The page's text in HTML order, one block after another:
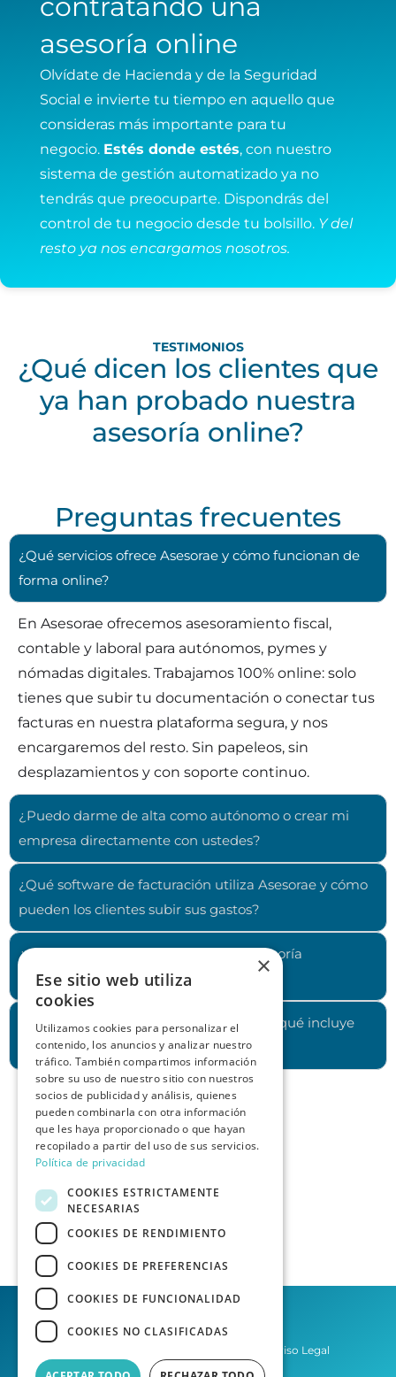
contratando una
asesoría online
Olvídate de Hacienda y de la Seguridad
Social e invierte tu tiempo en aquello que
consideras más importante para tu
negocio. Estés donde estés, con nuestro
sistema de gestión automatizado ya no
tendrás que preocuparte. Dispondrás del
control de tu negocio desde tu bolsillo. Y del
resto ya nos encargamos nosotros.
TESTIMONIOS
¿Qué dicen los clientes que
ya han probado nuestra
asesoría online?
Preguntas frecuentes
¿Qué servicios ofrece Asesorae y cómo funcionan de
forma online?
En Asesorae ofrecemos asesoramiento fiscal,
contable y laboral para autónomos, pymes y
nómadas digitales. Trabajamos 100% online: solo
tienes que subir tu documentación o conectar tus
facturas en nuestra plataforma segura, y nos
encargaremos del resto. Sin papeleos, sin
desplazamientos y con soporte continuo.
¿Puedo darme de alta como autónomo o crear mi
empresa directamente con ustedes?
¿Qué software de facturación utiliza Asesorae y cómo
pueden los clientes subir sus gastos?
¿Qué diferencia a Asesorae de una asesoría
tradicional?
¿Cuánto cuesta contratar los servicios y qué incluye
cada plan?
Aviso Legal
×
Ese sitio web utiliza
cookies
Utilizamos cookies para personalizar el
contenido, los anuncios y analizar nuestro
tráfico. También compartimos información
sobre su uso de nuestro sitio con nuestros
socios de publicidad y análisis, quienes
pueden combinarla con otra información
que les haya proporcionado o que hayan
recopilado a partir del uso de sus servicios.
Política de privacidad
COOKIES ESTRICTAMENTE
NECESARIAS
COOKIES DE RENDIMIENTO
COOKIES DE PREFERENCIAS
COOKIES DE FUNCIONALIDAD
COOKIES NO CLASIFICADAS